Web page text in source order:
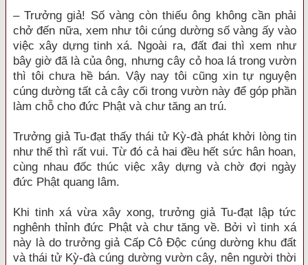
– Trưởng giả! Số vàng còn thiếu ông không cần phải
chở đến nữa, xem như tôi cúng dường số vàng ấy vào
việc xây dựng tinh xá. Ngoài ra, đất đai thì xem như
bây giờ đã là của ông, nhưng cây cỏ hoa lá trong vườn
thì tôi chưa hề bán. Vậy nay tôi cũng xin tự nguyện
cúng dường tất cả cây cối trong vườn này để góp phần
làm chỗ cho đức Phật và chư tăng an trú.
Trưởng giả Tu-đạt thấy thái tử Kỳ-đà phát khởi lòng tin
như thế thì rất vui. Từ đó cả hai đều hết sức hân hoan,
cùng nhau đốc thúc việc xây dựng và chờ đợi ngày
đức Phật quang lâm.
Khi tinh xá vừa xây xong, trưởng giả Tu-đạt lập tức
nghênh thỉnh đức Phật và chư tăng về. Bởi vì tinh xá
này là do trưởng giả Cấp Cô Độc cúng dường khu đất
và thái tử Kỳ-đà cúng dường vườn cây, nên người thời